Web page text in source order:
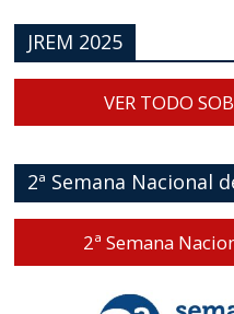
JREM 2025
VER TODO
2ª Semana Nacional
2ª Semana